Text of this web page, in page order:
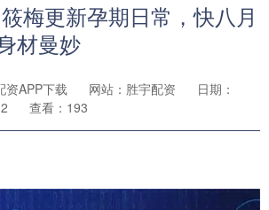
梅更新孕期日常，快八月
材曼妙
资APP下载 网站：胜宇配资
日期：
查看：193